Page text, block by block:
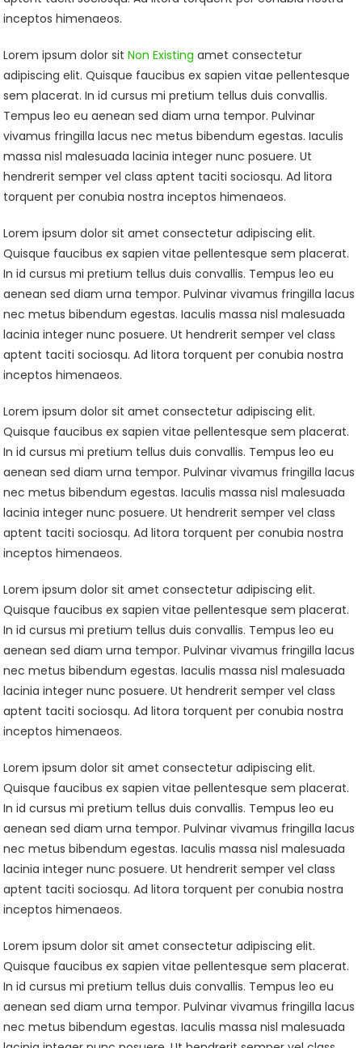
inceptos himenaeos.
Lorem ipsum dolor sitNon Existing amet consectetur
adipiscing elit. Quisque faucibus ex sapien vitae pellentesque
sem placerat. In id cursus mi pretium tellus duis convallis.
Tempus leo eu aenean sed diam urna tempor. Pulvinar
vivamus fringilla lacus nec metus bibendum egestas. Iaculis
massa nisl malesuada lacinia integer nunc posuere. Ut
hendrerit semper vel class aptent taciti sociosqu. Ad litora
torquent per conubia nostra inceptos himenaeos.
Lorem ipsum dolor sit amet consectetur adipiscing elit.
Quisque faucibus ex sapien vitae pellentesque sem placerat.
In id cursus mi pretium tellus duis convallis. Tempus leo eu
aenean sed diam urna tempor. Pulvinar vivamus fringilla lacus
nec metus bibendum egestas. Iaculis massa nisl malesuada
lacinia integer nunc posuere. Ut hendrerit semper vel class
aptent taciti sociosqu. Ad litora torquent per conubia nostra
inceptos himenaeos.
Lorem ipsum dolor sit amet consectetur adipiscing elit.
Quisque faucibus ex sapien vitae pellentesque sem placerat.
In id cursus mi pretium tellus duis convallis. Tempus leo eu
aenean sed diam urna tempor. Pulvinar vivamus fringilla lacus
nec metus bibendum egestas. Iaculis massa nisl malesuada
lacinia integer nunc posuere. Ut hendrerit semper vel class
aptent taciti sociosqu. Ad litora torquent per conubia nostra
inceptos himenaeos.
Lorem ipsum dolor sit amet consectetur adipiscing elit.
Quisque faucibus ex sapien vitae pellentesque sem placerat.
In id cursus mi pretium tellus duis convallis. Tempus leo eu
aenean sed diam urna tempor. Pulvinar vivamus fringilla lacus
nec metus bibendum egestas. Iaculis massa nisl malesuada
lacinia integer nunc posuere. Ut hendrerit semper vel class
aptent taciti sociosqu. Ad litora torquent per conubia nostra
inceptos himenaeos.
Lorem ipsum dolor sit amet consectetur adipiscing elit.
Quisque faucibus ex sapien vitae pellentesque sem placerat.
In id cursus mi pretium tellus duis convallis. Tempus leo eu
aenean sed diam urna tempor. Pulvinar vivamus fringilla lacus
nec metus bibendum egestas. Iaculis massa nisl malesuada
lacinia integer nunc posuere. Ut hendrerit semper vel class
aptent taciti sociosqu. Ad litora torquent per conubia nostra
inceptos himenaeos.
Lorem ipsum dolor sit amet consectetur adipiscing elit.
Quisque faucibus ex sapien vitae pellentesque sem placerat.
In id cursus mi pretium tellus duis convallis. Tempus leo eu
aenean sed diam urna tempor. Pulvinar vivamus fringilla lacus
nec metus bibendum egestas. Iaculis massa nisl malesuada